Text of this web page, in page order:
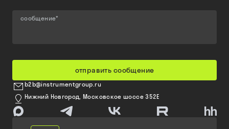
сообщение*
отправить сообщение
b2b@instrumentgroup.ru
Нижний Новгород, Московское шоссе 352Е